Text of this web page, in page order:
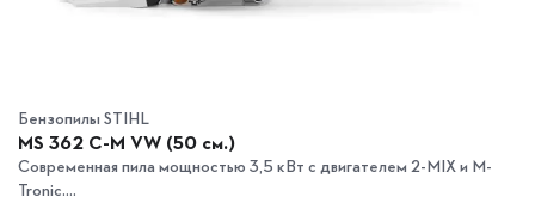
Бензопилы STIHL
MS 362 C-M VW (50 см.)
Современная пила мощностью 3,5 кВт с двигателем 2-MIX и M-
Tronic....